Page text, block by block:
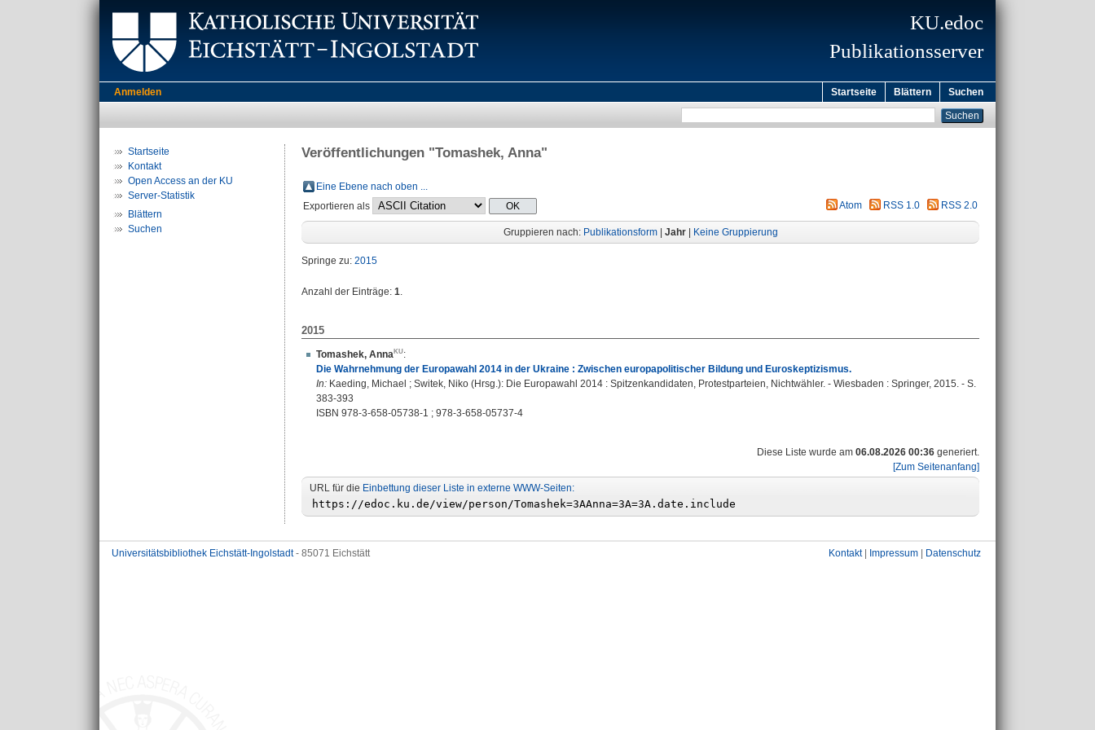
KU.edoc
Publikationsserver
Anmelden Startseite Blättern Suchen
Startseite
Kontakt
Open Access an der KU
Server-Statistik
Blättern
Suchen
Veröffentlichungen "Tomashek, Anna"
Eine Ebene nach oben ...
Exportieren als
Atom RSS 1.0 RSS 2.0
Gruppieren nach: Publikationsform| Jahr Keine Gruppierung
Springe zu: 2015
Anzahl der Einträge: 1.
2015
Tomashek, Anna
:
Die Wahrnehmung der Europawahl 2014 in der Ukraine : Zwischen europapolitischer Bildung und Euroskeptizismus.
In: Kaeding, Michael ; Switek, Niko (Hrsg.): Die Europawahl 2014 : Spitzenkandidaten, Protestparteien, Nichtwähler. - Wiesbaden : Springer, 2015. - S.
383-393
ISBN 978-3-658-05738-1 ; 978-3-658-05737-4
Diese Liste wurde am 06.08.2026 00:36 generiert.
[Zum Seitenanfang]
URL für die Einbettung dieser Liste in externe WWW-Seiten:
Universitätsbibliothek Eichstätt-Ingolstadt- 85071 Eichstätt Kontakt| Impressum Datenschutz